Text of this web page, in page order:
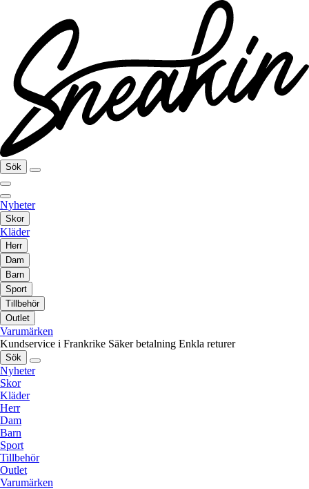
Sök
Nyheter
Skor
Kläder
Herr
Dam
Barn
Sport
Tillbehör
Outlet
Varumärken
Kundservice i Frankrike Säker betalning Enkla returer
Sök
Nyheter
Skor
Kläder
Herr
Dam
Barn
Sport
Tillbehör
Outlet
Varumärken